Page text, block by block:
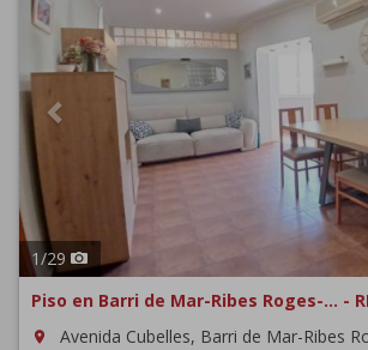
1/29
Piso en Barri de Mar-Ribes Roges-... -
room
Avenida Cubelles, Barri de Mar-Ribes